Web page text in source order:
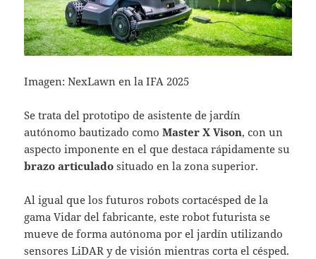
Imagen: NexLawn en la IFA 2025
Se trata del prototipo de asistente de jardín
autónomo bautizado comoMaster X Vison, con un
aspecto imponente en el que destaca rápidamente su
brazo articulado situado en la zona superior.
Al igual que los futuros robots cortacésped de la
gama Vidar del fabricante, este robot futurista se
mueve de forma autónoma por el jardín utilizando
sensores LiDAR y de visión mientras corta el césped.